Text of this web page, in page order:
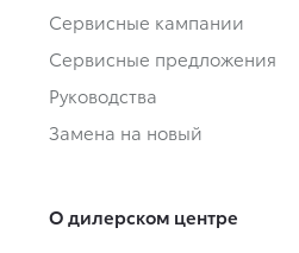
Сервисные кампании
Сервисные предложения
Руководства
Замена на новый
О дилерском центре